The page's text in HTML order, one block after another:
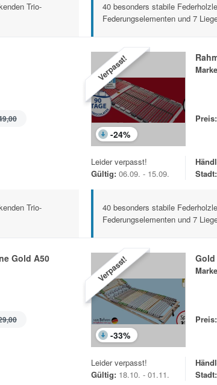
Trio-
40 besonders stabile
Federungselementen und 7
Trio-
Verpasst!
-24%
Preis:
Leider verpasst!
Gültig: 06.09. - 15.09.
Stadt:
40 besonders stabile
Federungselementen und 7
Gold A50 Verpasst!
-33%
Gold
Preis:
Leider verpasst!
Gültig: 18.10. - 01.11.
Stadt: